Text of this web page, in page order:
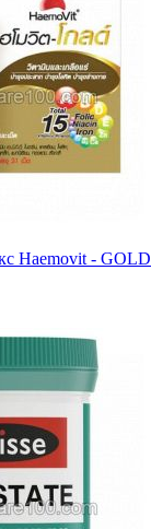
Haemovit - GOLD